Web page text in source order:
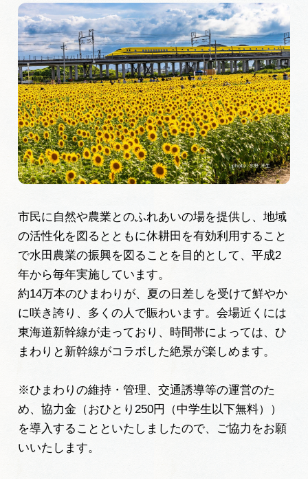
スポット・体験
イベント
グルメ
旅の予約
アクセス
ぎふ旅レポーター記事
早わかり岐阜
買い物・お土産
体験予約サイト「ＶＩＳＩＴ岐阜県」
岐阜県アウトドア観光キャンペーン
岐阜県まるごと観光エリアガイド
岐阜県観光データベース
行きたいリストを見る
市民に自然や農業とのふれあいの場を提供し、地域
の活性化を図るとともに休耕田を有効利用すること
で水田農業の振興を図ることを目的として、平成2
年から毎年実施しています。
約14万本のひまわりが、夏の日差しを受けて鮮やか
に咲き誇り、多くの人で賑わいます。会場近くには
東海道新幹線が走っており、時間帯によっては、ひ
まわりと新幹線がコラボした絶景が楽しめます。
※ひまわりの維持・管理、交通誘導等の運営のた
め、協力金（おひとり250円（中学生以下無料））
を導入することといたしましたので、ご協力をお願
いいたします。